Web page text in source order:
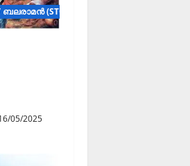
ബലരാമൻ (STORY)
05/2025